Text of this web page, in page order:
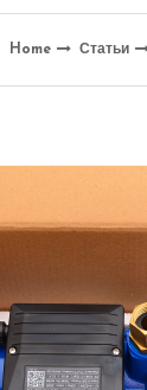
Home Статьи